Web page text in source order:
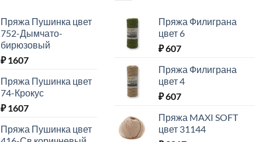
Пряжа Пушинка цвет
752-Дымчато-
бирюзовый
₽1607
Пряжа Пушинка цвет
74-Крокус
₽1607
Пряжа Пушинка цвет
Пряжа Филиграна
цвет 6
₽607
Пряжа Филиграна
цвет 4
₽607
Пряжа MAXI SOFT
цвет 31144